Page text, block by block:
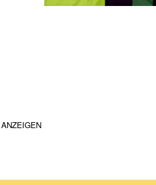
ANZEIGEN